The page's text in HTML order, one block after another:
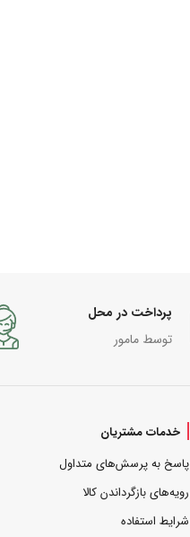
پرداخت در محل
توسط مامور
خدمات مشتریان
پاسخ به پرسش‌های متداول
رویه‌های بازگرداندن کالا
شرایط استفاده